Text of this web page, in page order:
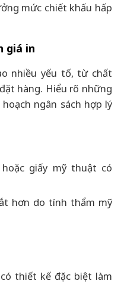
mức chiết khấu hấp
giá in
nhiều yếu tố, từ chất
hàng. Hiểu rõ những
ngân sách hợp lý
giấy mỹ thuật có
hơn do tính thẩm mỹ
thiết kế đặc biệt làm